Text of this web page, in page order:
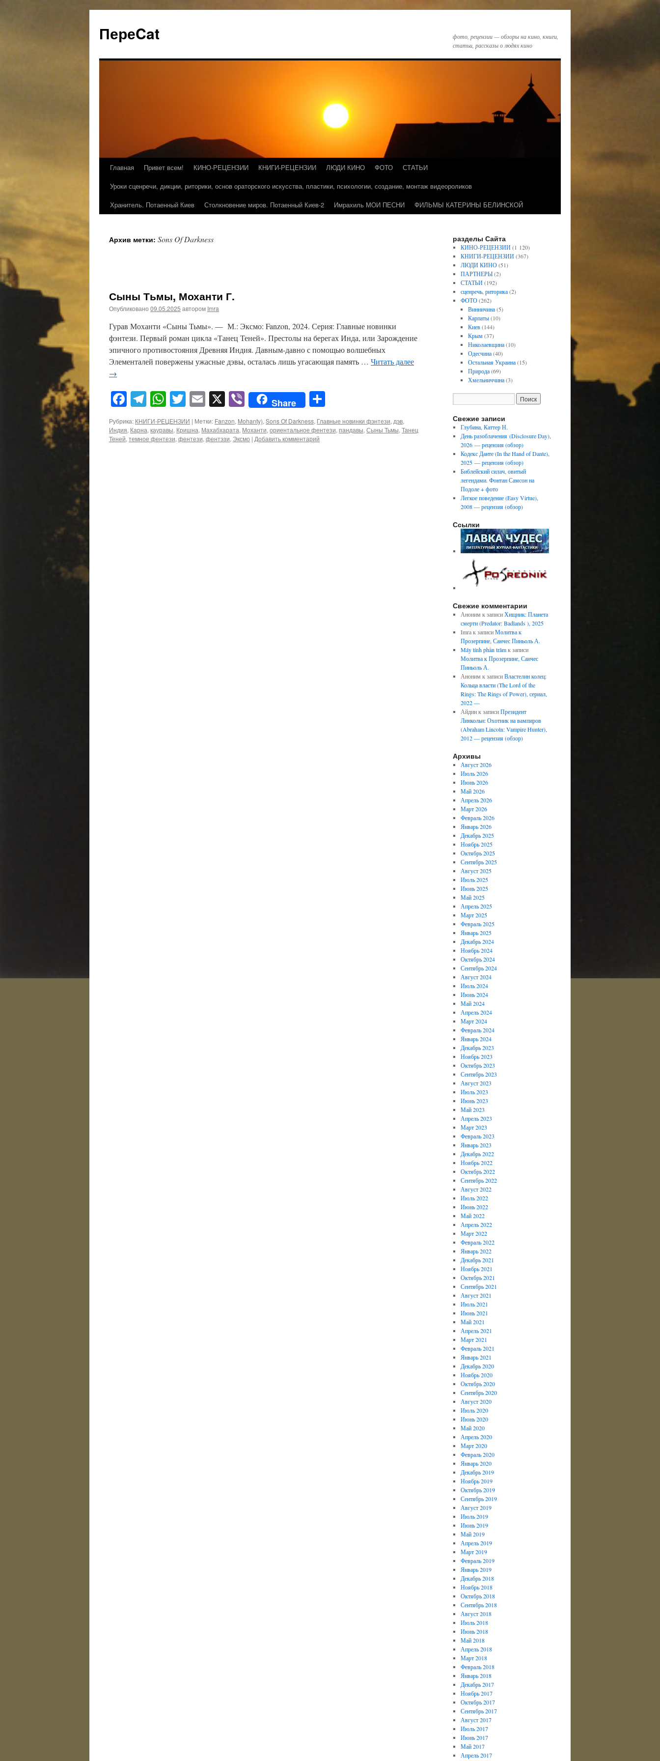
ПереCat
фото, рецензии — обзоры на кино, книги,
статьи, рассказы о людях кино
Главная Привет всем! КИНО-РЕЦЕНЗИИ КНИГИ-РЕЦЕНЗИИ ЛЮДИ КИНО ФОТО
СТАТЬИ
Уроки сценречи, дикции, риторики, основ ораторского искусства, пластики, психологии, создание, монтаж видеороликов
Хранитель. Потаенный Киев
Столкновение миров. Потаенный Киев-2 Имрахиль МОИ ПЕСНИ ФИЛЬМЫ КАТЕРИНЫ БЕЛИНСКОЙ
Архив метки: Sons Of Darkness
Сыны Тьмы, Моханти Г.
Опубликовано 09.05.2025 автором Imra
Гурав Моханти «Сыны Тьмы». — М.: Эксмо: Fanzon, 2024. Серия: Главные новинки
фэнтези. Первый роман цикла «Танец Теней». Престолы на берегах Инда, или Зарождение
эпичного противостояния Древняя Индия. Давным-давно с помощью волшебных
Элементалей повержены ужасные дэвы, осталась лишь угасающая память … Читать далее
→
Facebook
Telegram
WhatsApp
Twitter
Email
X ViberShare
Рубрика: КНИГИ-РЕЦЕНЗИИ | Метки: Fanzon, Mohanty),Sons Of Darkness, Главные новинки фэнтези,дэв,
Индия, Карна,кауравы, Кришна, Махабхарата, Моханти,ориентальное фентези,пандавы,Сыны Тьмы,Танец
Теней,темное фентези,фентези,фентэзи, Эксмо | Добавить комментарий
разделы Сайта
КИНО-РЕЦЕНЗИИ(1 120)
КНИГИ-РЕЦЕНЗИИ(367)
ЛЮДИ КИНО(51)
ПАРТНЕРЫ(2)
СТАТЬИ(192)
сценречь, риторика(2)
ФОТО(262)
Винничина(5)
Карпаты(10)
Киев(144)
Крым(37)
Николаевщина(10)
Одесчина(40)
Остальная Украина(15)
Природа(69)
Хмельниччина(3)
Свежие записи
Глубина, Каттер Н.
День разоблачения (Disclosure Day),
2026 — рецензия (обзор)
Кодекс Данте (In the Hand of Dante),
2025 — рецензия (обзор)
Библейский силач, овитый
легендами. Фонтан Самсон на
Подоле + фото
Легкое поведение (Easy Virtue),
2008 — рецензия (обзор)
Ссылки
Свежие комментарии
Аноним к записиХищник: Планета
смерти (Predator: Badlands ), 2025
Imraк записиМолитва к
Прозерпине, Санчес Пиньоль А.
Máy tính phần trămк записи
Молитва к Прозерпине, Санчес
Пиньоль А.
Аноним к записиВластелин колец:
Кольца власти (The Lord of the
Rings: The Rings of Power), сериал,
2022 —
Айдинк записиПрезидент
Линкольн: Охотник на вампиров
(Abraham Lincoln: Vampire Hunter),
2012 — рецензия (обзор)
Архивы
Август 2026
Июль 2026
Июнь 2026
Май 2026
Апрель 2026
Март 2026
Февраль 2026
Январь 2026
Декабрь 2025
Ноябрь 2025
Октябрь 2025
Сентябрь 2025
Август 2025
Июль 2025
Июнь 2025
Май 2025
Апрель 2025
Март 2025
Февраль 2025
Январь 2025
Декабрь 2024
Ноябрь 2024
Октябрь 2024
Сентябрь 2024
Август 2024
Июль 2024
Июнь 2024
Май 2024
Апрель 2024
Март 2024
Февраль 2024
Январь 2024
Декабрь 2023
Ноябрь 2023
Октябрь 2023
Сентябрь 2023
Август 2023
Июль 2023
Июнь 2023
Май 2023
Апрель 2023
Март 2023
Февраль 2023
Январь 2023
Декабрь 2022
Ноябрь 2022
Октябрь 2022
Сентябрь 2022
Август 2022
Июль 2022
Июнь 2022
Май 2022
Апрель 2022
Март 2022
Февраль 2022
Январь 2022
Декабрь 2021
Ноябрь 2021
Октябрь 2021
Сентябрь 2021
Август 2021
Июль 2021
Июнь 2021
Май 2021
Апрель 2021
Март 2021
Февраль 2021
Январь 2021
Декабрь 2020
Ноябрь 2020
Октябрь 2020
Сентябрь 2020
Август 2020
Июль 2020
Июнь 2020
Май 2020
Апрель 2020
Март 2020
Февраль 2020
Январь 2020
Декабрь 2019
Ноябрь 2019
Октябрь 2019
Сентябрь 2019
Август 2019
Июль 2019
Июнь 2019
Май 2019
Апрель 2019
Март 2019
Февраль 2019
Январь 2019
Декабрь 2018
Ноябрь 2018
Октябрь 2018
Сентябрь 2018
Август 2018
Июль 2018
Июнь 2018
Май 2018
Апрель 2018
Март 2018
Февраль 2018
Январь 2018
Декабрь 2017
Ноябрь 2017
Октябрь 2017
Сентябрь 2017
Август 2017
Июль 2017
Июнь 2017
Май 2017
Апрель 2017